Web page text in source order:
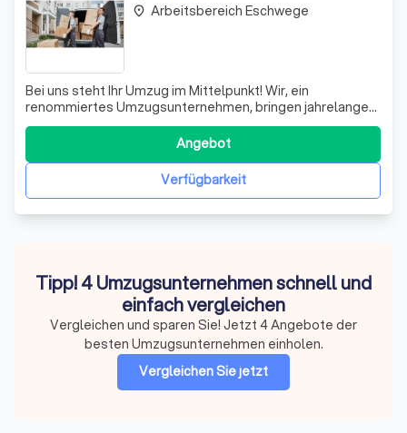
Bei uns steht Ihr Umzug im Mittelpunkt! Wir, ein
renommiertes Umzugsunternehmen, bringen jahrelange
Erfahrung und Fachwissen in jeden Schritt Ihres Umzugs
ein. Ob Sie innerhalb der Stadtgrenzen umziehen oder
einen Fernumzug planen, unser Ziel ist es, den Prozess so
reibungslos und stressfrei wie mög
Verfügbarkeit
Angebot
place Arbeitsbereich Eschwege
Tipp! 4 Umzugsunternehmen schnell und
einfach vergleichen
Vergleichen und sparen Sie! Jetzt 4 Angebote der
besten Umzugsunternehmen einholen.
Vergleichen Sie jetzt